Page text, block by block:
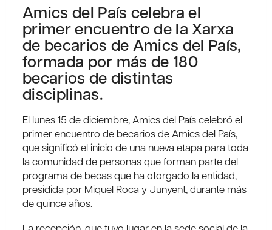
Amics del País celebra el
primer encuentro de la Xarxa
de becarios de Amics del País,
formada por más de 180
becarios de distintas
disciplinas.
El lunes 15 de diciembre, Amics del País celebró el
primer encuentro de becarios de Amics del País,
que significó el inicio de una nueva etapa para toda
la comunidad de personas que forman parte del
programa de becas que ha otorgado la entidad,
presidida por Miquel Roca y Junyent, durante más
de quince años.